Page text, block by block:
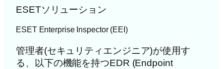
ESETソリューション
ESET Enterprise Inspector (EEI)
管理者(セキュリティエンジニア)が使用す
る、以下の機能を持つEDR (Endpoint